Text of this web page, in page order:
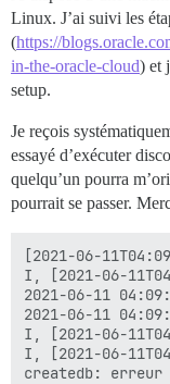
Linux. J’ai suivi les
(https://
in-the-oracle-cloud) et
setup.
Je reçois
essayé d’exécuter
quelqu’un pourra
pourrait se passer.
[2021-06-
I, [2021-06-
2021-06-11
2021-06-11
I, [2021-06-
I, [2021-06-
createdb: erreur